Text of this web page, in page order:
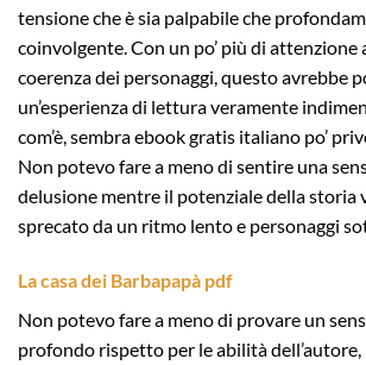
tensione che è sia palpabile che
coinvolgente. Con un po’ più di attenzione
coerenza dei personaggi, questo avrebbe
un’esperienza di lettura veramente
com’è, sembra ebook gratis italiano po’
Non potevo fare a meno di sentire una
delusione mentre il potenziale della storia
sprecato da un ritmo lento e personaggi
La casa dei Barbapapà pdf
Non potevo fare a meno di provare un
profondo rispetto per le abilità dell’autore,